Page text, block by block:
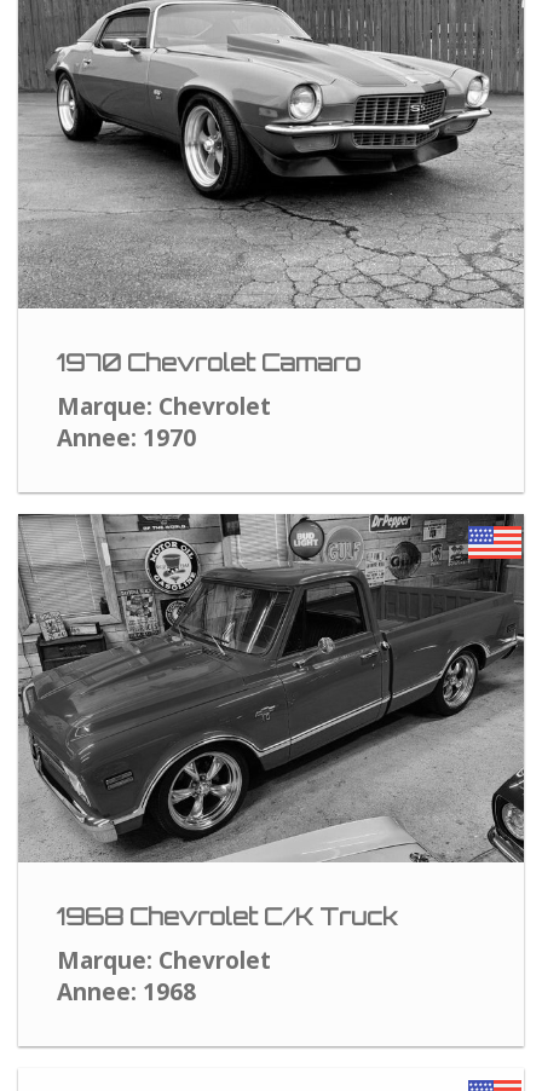
1970 Chevrolet Camaro
Marque: Chevrolet
Annee: 1970
1968 Chevrolet C/K Truck
Marque: Chevrolet
Annee: 1968